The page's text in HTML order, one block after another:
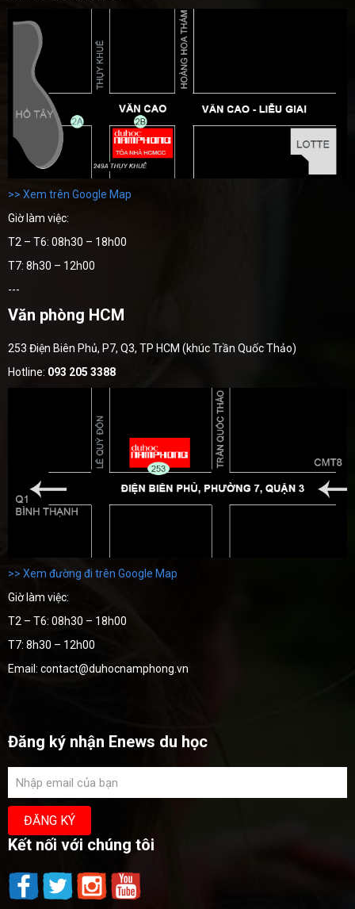
>> Xem trên Google Map
Giờ làm việc:
T2 – T6: 08h30 – 18h00
T7: 8h30 – 12h00
---
Văn phòng HCM
253 Điện Biên Phủ, P7, Q3, TP HCM (khúc Trần Quốc Thảo)
Hotline: 093 205 3388
>> Xem đường đi trên Google Map
Giờ làm việc:
T2 – T6: 08h30 – 18h00
T7: 8h30 – 12h00
Email: contact@duhocnamphong.vn
Đăng ký nhận Enews du học
Kết nối với chúng tôi